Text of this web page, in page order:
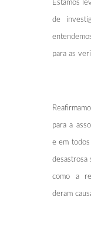
Estamos
de
para as
para a
e em todos
desastrosa
como a
deram